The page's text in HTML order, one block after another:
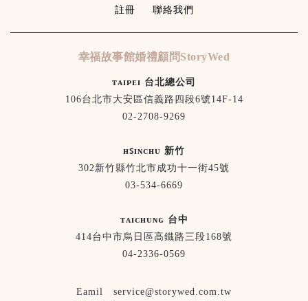
註冊
聯絡我們
幸福故事館婚禮顧問StoryWed
ᴛᴀɪᴘᴇɪ 台北總公司
106台北市大安區信義路四段6號14F-14
02-2708-9269
ʜꜱɪɴᴄʜᴜ 新竹
302新竹縣竹北市成功十一街45號
03-534-6669
ᴛᴀɪᴄʜᴜɴɢ 台中
414台中市烏日區高鐵路三段168號
04-2336-0569
Eamil service@storywed.com.tw